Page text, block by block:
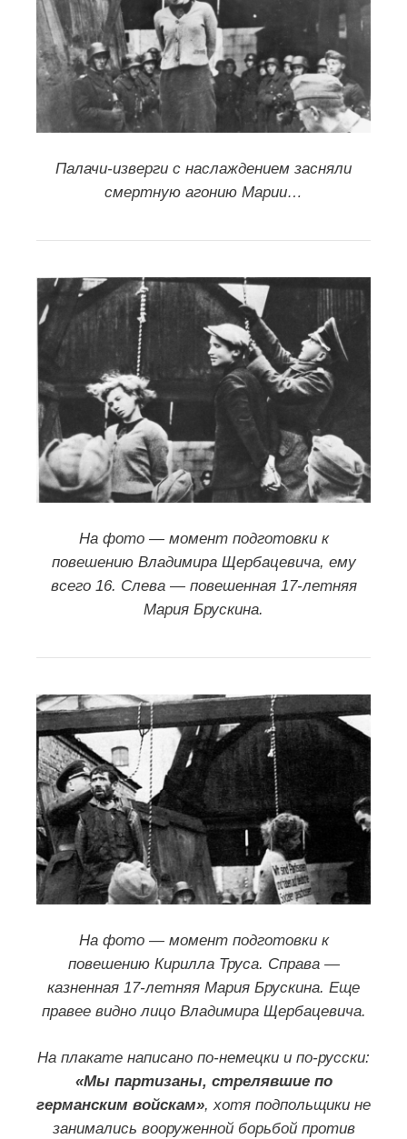
процесс над военными
гитлеровскими преступниками. (в
ВКонтакте):
Приговор народа. Краснодар, июль
ВКонтакте):